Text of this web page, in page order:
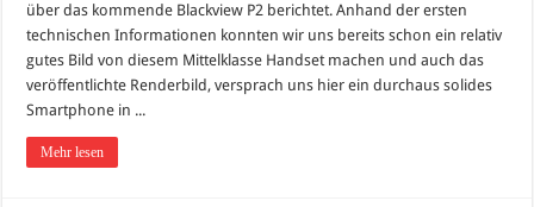
über das kommende Blackview P2 berichtet. Anhand der ersten
technischen Informationen konnten wir uns bereits schon ein relativ
gutes Bild von diesem Mittelklasse Handset machen und auch das
veröffentlichte Renderbild, versprach uns hier ein durchaus solides
Smartphone in ...
Mehr lesen